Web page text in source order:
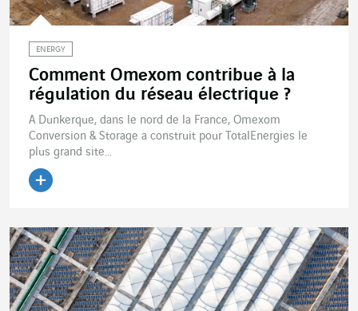
ENERGY
Comment Omexom contribue à la
régulation du réseau électrique ?
A Dunkerque, dans le nord de la France, Omexom
Conversion & Storage a construit pour TotalEnergies le
plus grand site...